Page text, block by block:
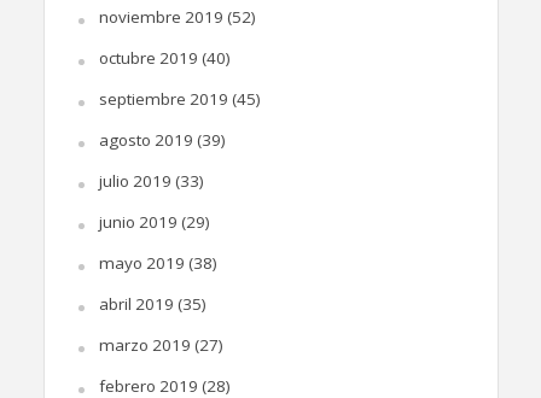
noviembre 2019 (52)
octubre 2019 (40)
septiembre 2019 (45)
agosto 2019 (39)
julio 2019 (33)
junio 2019 (29)
mayo 2019 (38)
abril 2019 (35)
marzo 2019 (27)
febrero 2019 (28)